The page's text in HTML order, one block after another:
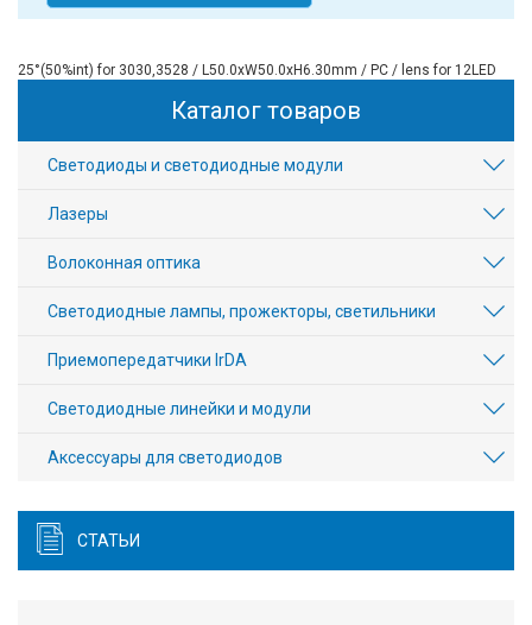
25°(50%int) for 3030,3528 / L50.0xW50.0xH6.30mm / PC / lens for 12LED
Каталог товаров
Светодиоды и светодиодные модули
Лазеры
Волоконная оптика
Светодиодные лампы, прожекторы, светильники
Приемопередатчики IrDA
Светодиодные линейки и модули
Аксесcуары для светодиодов
СТАТЬИ